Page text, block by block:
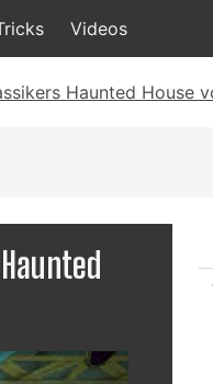
Videos
Haunted House